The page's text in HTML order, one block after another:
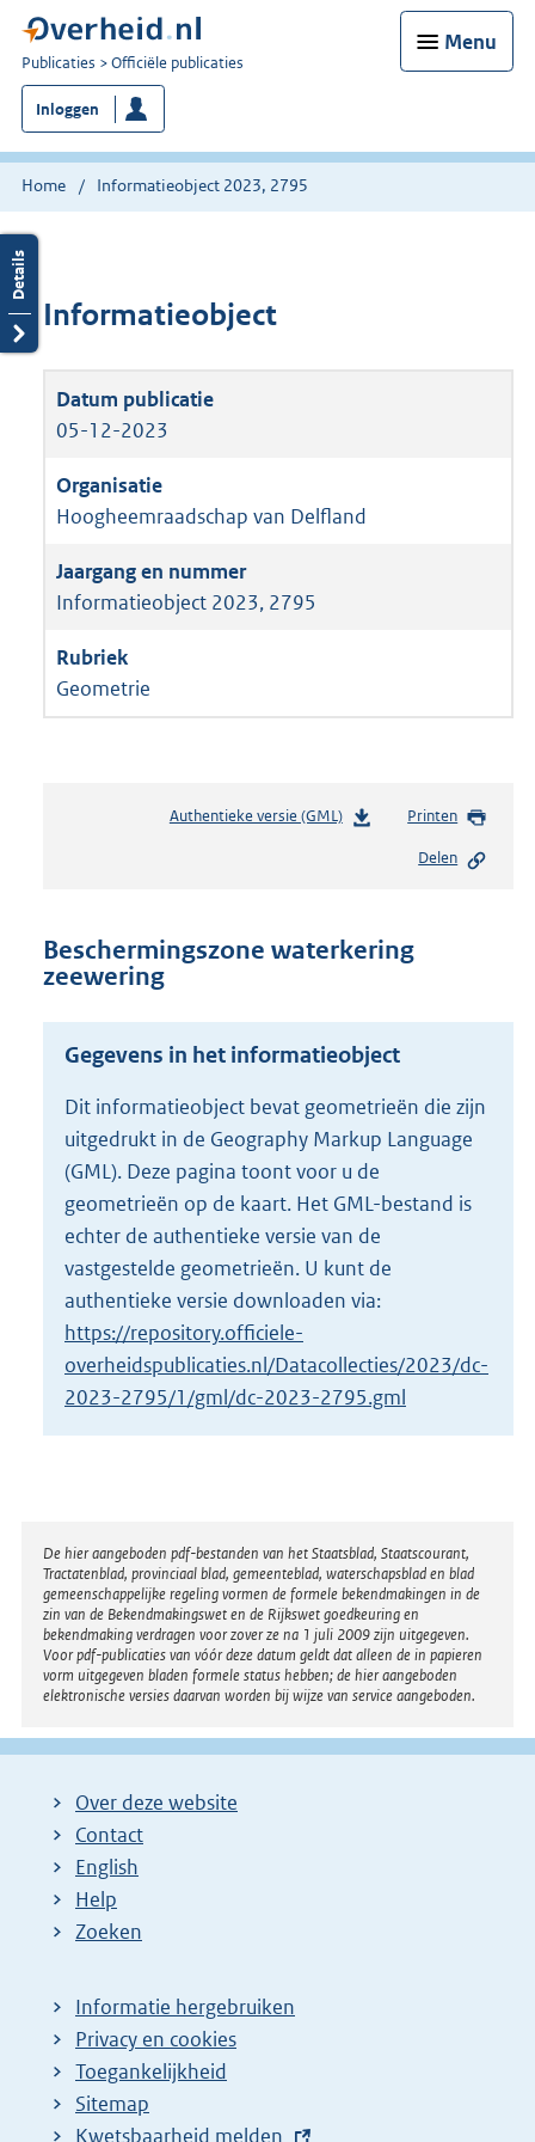
Menu
U
bent
nu
hier:
Publicaties Officiële publicaties
Inloggen
Home Informatieobject 2023, 2795
Informatieobject
05-12-2023
Hoogheemraadschap van Delfland
Informatieobject 2023, 2795
Geometrie
Authentieke versie (GML)b
n
o
t
t
e
:
2
3
7
K
Printen
Delen
Beschermingszone waterkering
zeewering
Gegevens in het informatieobject
Dit informatieobject bevat geometrieën die zijn
uitgedrukt in de Geography Markup Language
(GML). Deze pagina toont voor u de
geometrieën op de kaart. Het GML-bestand is
echter de authentieke versie van de
vastgestelde geometrieën. U kunt de
authentieke versie downloaden via:
https://repository.officiele-
overheidspublicaties.nl/Datacollecties/2023/dc-
2023-2795/1/gml/dc-2023-2795.gml
Disclaimer
De hier aangeboden pdf-bestanden van het Staatsblad, Staatscourant,
Tractatenblad, provinciaal blad, gemeenteblad, waterschapsblad en blad
gemeenschappelijke regeling vormen de formele bekendmakingen in de
zin van de Bekendmakingswet en de Rijkswet goedkeuring en
bekendmaking verdragen voor zover ze na 1 juli 2009 zijn uitgegeven.
Voor pdf-publicaties van vóór deze datum geldt dat alleen de in papieren
vorm uitgegeven bladen formele status hebben; de hier aangeboden
elektronische versies daarvan worden bij wijze van service aangeboden.
Over deze website
Contact
English
Help
Zoeken
Informatie hergebruiken
Privacy en cookies
Toegankelijkheid
Sitemap
E
Kwetsbaarheid melden